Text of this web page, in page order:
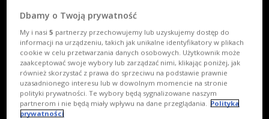
Dbamy o Twoją prywatność
My i nasi5 partnerzy przechowujemy lub uzyskujemy dostęp do
informacji na urządzeniu, takich jak unikalne identyfikatory w plikach
cookie w celu przetwarzania danych osobowych. Użytkownik może
zaakceptować swoje wybory lub zarządzać nimi, klikając poniżej, jak
również skorzystać z prawa do sprzeciwu na podstawie prawnie
uzasadnionego interesu lub w dowolnym momencie na stronie
polityki prywatności. Te wybory będą sygnalizowane naszym
partnerom i nie będą miały wpływu na dane przeglądania. Polityka
prywatności